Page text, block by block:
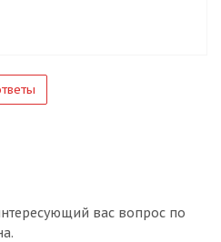
вас вопрос по